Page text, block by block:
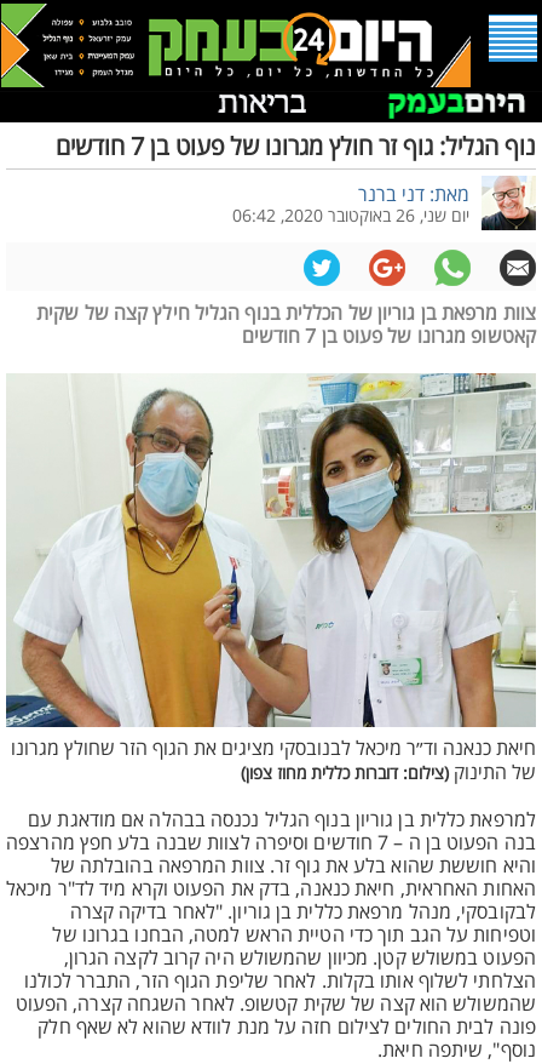
נוף הגליל: גוף זר חולץ מגרונו של פעוט בן 7 חודשים
מאת: דני ברנר
יום שני, 26 באוקטובר 2020, 06:42
צוות מרפאת בן גוריון של הכללית בנוף הגליל חילץ קצה של שקית
קאטשופ מגרונו של פעוט בן 7 חודשים
חיאת כנאנה וד״ר מיכאל לבנובסקי מציגים את הגוף הזר שחולץ מגרונו
של התינוק (צילום: דוברות כללית מחוז צפון)
למרפאת כללית בן גוריון בנוף הגליל נכנסה בבהלה אם מודאגת עם
בנה הפעוט בן ה – 7 חודשים וסיפרה לצוות שבנה בלע חפץ מהרצפה
והיא חוששת שהוא בלע את גוף זר. צוות המרפאה בהובלתה של
האחות האחראית, חיאת כנאנה, בדק את הפעוט וקרא מיד לד"ר מיכאל
לבקובסקי, מנהל מרפאת כללית בן גוריון. "לאחר בדיקה קצרה
וטפיחות על הגב תוך כדי הטיית הראש למטה, הבחנו בגרונו של
הפעוט במשולש קטן. מכיוון שהמשולש היה קרוב לקצה הגרון,
הצלחתי לשלוף אותו בקלות. לאחר שליפת הגוף הזר, התברר לכולנו
שהמשולש הוא קצה של שקית קטשופ. לאחר השגחה קצרה, הפעוט
פונה לבית החולים לצילום חזה על מנת לוודא שהוא לא שאף חלק
נוסף", שיתפה חיאת.